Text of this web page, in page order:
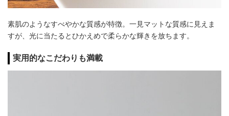
素肌のようなすべやかな質感が特徴。一見マットな質感に見えま
すが、光に当たるとひかえめで柔らかな輝きを放ちます。
実用的なこだわりも満載